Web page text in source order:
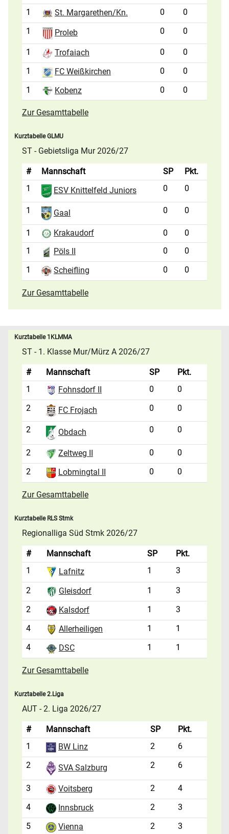
1
St. Margarethen/Kn. 0
0
1
Proleb 0 0
1 Trofaiach 0
0
1
FC Weißkirchen 0
0
1
Kobenz 0 0
Zur Gesamttabelle
Kurztabelle GLMU
ST - Gebietsliga Mur 2026/27
# Mannschaft SP
Pkt.
1
ESV Knittelfeld Juniors 0 0
1 Gaal 0 0
1 Krakaudorf 0
0
1
Pöls II 0
0
1
Scheifling 0 0
Zur Gesamttabelle
Kurztabelle 1KLMMA
ST - 1. Klasse Mur/Mürz A 2026/27
# Mannschaft SP
Pkt.
1
Fohnsdorf II 0
0
2
FC Frojach 0 0
2 Obdach 0 0
2 Zeltweg II 0
0
2
Lobmingtal II 0 0
Zur Gesamttabelle
Kurztabelle RLS Stmk
Regionalliga Süd Stmk 2026/27
# Mannschaft SP
Pkt.
1
Lafnitz 1 3
2 Gleisdorf 1
3
2
Kalsdorf 1
3
4
Allerheiligen 1
1
4
DSC 1 1
Zur Gesamttabelle
Kurztabelle 2.Liga
AUT - 2. Liga 2026/27
# Mannschaft SP
Pkt.
1
BW Linz 2
6
2
SVA Salzburg 2 6
3 Voitsberg 2
4
4
Innsbruck 2
3
5
Vienna 2 3